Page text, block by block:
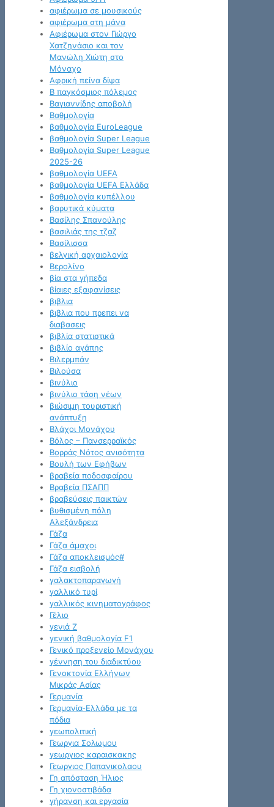
αφιέρωμα σε μουσικούς
αφιέρωμα στη μάνα
Αφιέρωμα στον Γιώργο
Χατζηνάσιο και τον
Μανώλη Χιώτη στο
Μόναχο
Αφρική πείνα δίψα
Β παγκόσμιος πόλεμος
Βαγιαννίδης αποβολή
Βαθμολογία
βαθμολογία EuroLeague
βαθμολογία Super League
Βαθμολογία Super League
2025-26
βαθμολογία UEFA
βαθμολογία UEFA Ελλάδα
βαθμολογία κυπέλλου
βαρυτικά κύματα
Βασίλης Σπανούλης
βασιλιάς της τζαζ
Βασίλισσα
βελγική αρχαιολογία
Βερολίνο
βία στα γήπεδα
βίαιες εξαφανίσεις
βιβλια
βιβλια που πρεπει να
διαβασεις
βιβλία στατιστικά
βιβλίο αγάπης
Βιλερμπάν
Βιλούσα
βινύλιο
βινύλιο τάση νέων
βιώσιμη τουριστική
ανάπτυξη
Βλάχοι Μονάχου
Βόλος – Πανσερραϊκός
Βορράς Νότος ανισότητα
Βουλή των Εφήβων
βραβεία ποδοσφαίρου
Βραβεία ΠΣΑΠΠ
βραβεύσεις παικτών
βυθισμένη πόλη
Αλεξάνδρεια
Γάζα
Γάζα άμαχοι
Γάζα αποκλεισμός#
Γάζα εισβολή
γαλακτοπαραγωγή
γαλλικό τυρί
γαλλικός κινηματογράφος
Γέλιο
γενιά Z
γενική βαθμολογία F1
Γενικό προξενείο Μονάχου
γέννηση του διαδικτύου
Γενοκτονία Ελλήνων
Μικράς Ασίας
Γερμανία
Γερμανία-Ελλάδα με τα
πόδια
γεωπολιτική
Γεωργια Σολωμου
γεωργιος καραισκακης
Γεωργιος Παπανικολαου
Γη απόσταση Ήλιος
Γη χιονοστιβάδα
γήρανση και εργασία